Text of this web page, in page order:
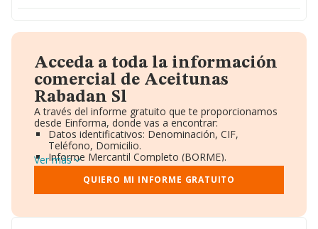
Acceda a toda la información
comercial de Aceitunas
Rabadan Sl
A través del informe gratuito que te proporcionamos
desde Einforma, donde vas a encontrar:
Datos identificativos: Denominación, CIF,
Teléfono, Domicilio.
Informe Mercantil Completo (BORME).
Gráficos de Evolución Ventas y Empleados.
Consejo de Administración y Administradores.
Directivos y Ejecutivos.
Ver más
QUIERO MI INFORME GRATUITO